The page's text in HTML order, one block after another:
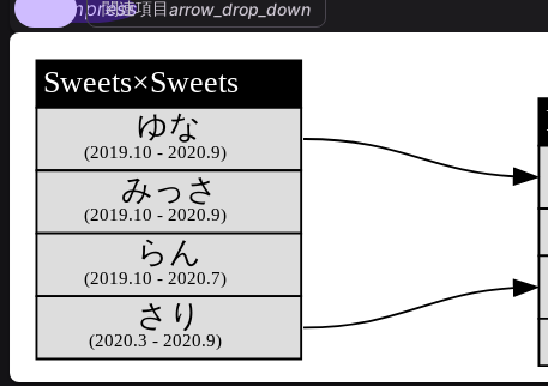
compress
関連項目arrow_drop_down